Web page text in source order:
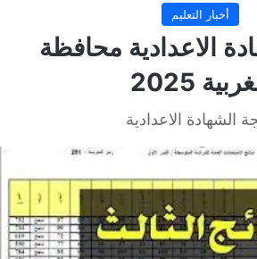
أخبار التعليم
الاعدادية محافظة
2025
الشهادة الاعدادية